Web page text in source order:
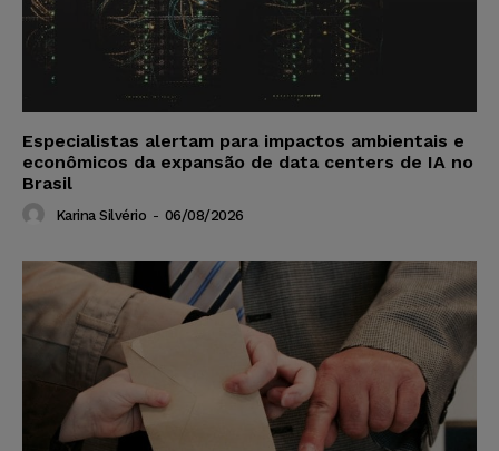
Especialistas alertam para impactos ambientais e
econômicos da expansão de data centers de IA no
Brasil
Karina Silvério - 06/08/2026